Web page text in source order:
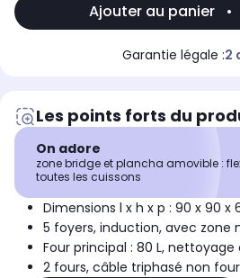
Ajouter au panier •
Garantie légale :2
Les points forts du
On adore
zone bridge et plancha amovible :
toutes les cuissons
Dimensions l x h x p : 90 x 90 x
5 foyers, induction, avec zone
Four principal : 80 L,
2 fours, câble triphasé non